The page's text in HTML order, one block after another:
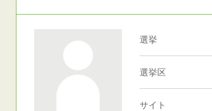
選挙
選挙区
サイト